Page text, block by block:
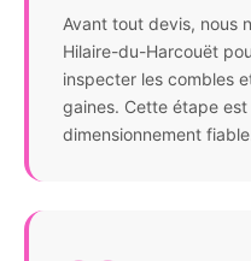
Avant tout devis, nous
Hilaire-du-Harcouët
inspecter les combles
gaines. Cette étape
dimensionnement